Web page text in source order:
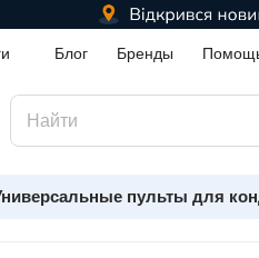
Блог Бренды
пульты для